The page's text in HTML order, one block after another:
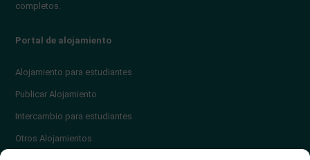
completos.
Portal de alojamiento
Alojamiento para estudiantes
Publicar Alojamiento
Intercambio para estudiantes
Otros Alojamientos